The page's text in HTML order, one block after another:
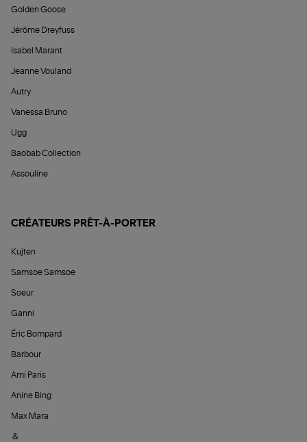
Golden Goose
Jérôme Dreyfuss
Isabel Marant
Jeanne Vouland
Autry
Vanessa Bruno
Ugg
Baobab Collection
Assouline
CRÉATEURS PRÊT-À-PORTER
Kujten
Samsoe Samsoe
Soeur
Ganni
Éric Bompard
Barbour
Ami Paris
Anine Bing
Max Mara
&